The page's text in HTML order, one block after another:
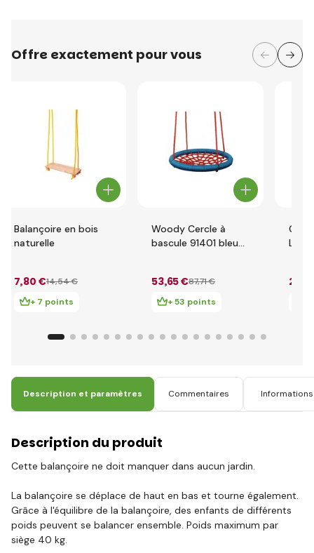
Offre exactement pour vous
Balançoire en bois
naturelle
7,80 €14,54 €
+ 7 points
Woody Cercle à
bascule 91401 bleu
53,65 €87,71 €
+ 53 points
28
Description et paramètres Commentaires
Description du produit
Cette balançoire ne doit manquer dans aucun jardin.
La balançoire se déplace de haut en bas et tourne également.
Grâce à l'équilibre de la balançoire, des enfants de différents
poids peuvent se balancer ensemble. Poids maximum par
siège 40 kg.